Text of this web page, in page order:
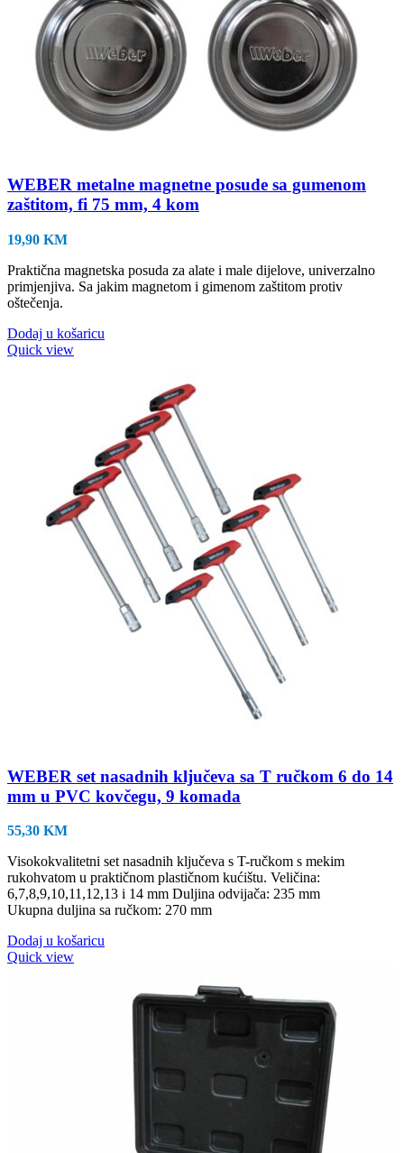
WEBER metalne magnetne posude sa gumenom
zaštitom, fi 75 mm, 4 kom
19,90 KM
Praktična magnetska posuda za alate i male dijelove, univerzalno
primjenjiva. Sa jakim magnetom i gimenom zaštitom protiv
oštečenja.
Dodaj u košaricu
Quick view
WEBER set nasadnih ključeva sa T ručkom 6 do 14
mm u PVC kovčegu, 9 komada
55,30 KM
Visokokvalitetni set nasadnih ključeva s T-ručkom s mekim
rukohvatom u praktičnom plastičnom kućištu. Veličina:
6,7,8,9,10,11,12,13 i 14 mm Duljina odvijača: 235 mm
Ukupna duljina sa ručkom: 270 mm
Dodaj u košaricu
Quick view